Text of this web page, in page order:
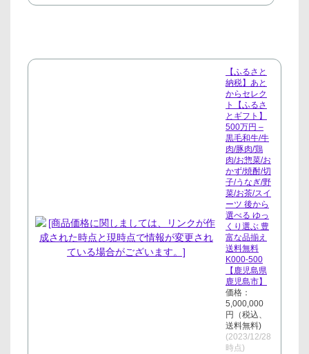
【ふるさと
納税】あと
からセレク
ト【ふるさ
とギフト】
500万円 –
黒毛和牛/牛
肉/豚肉/鶏
肉/お惣菜/お
かず/焼酎/切
子/うなぎ/野
菜/お茶/スイ
ーツ 後から
選べる ゆっ
くり選ぶ 豊
富な品揃え
送料無料
K000-500
【鹿児島県
鹿児島市】
価格：
5,000,000
円（税込、
送料無料)
(2023/12/28
時点)